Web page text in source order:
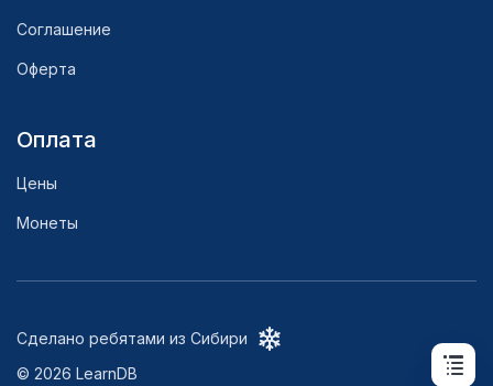
Соглашение
Оферта
Оплата
Цены
Монеты
Сделано ребятами из Сибири
© 2026 LearnDB